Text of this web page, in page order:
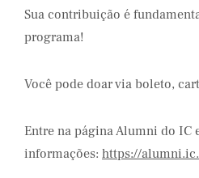
Sua contribuição é
programa!
Você pode doar via boleto,
Entre na página Alumni do IC
informações: https://